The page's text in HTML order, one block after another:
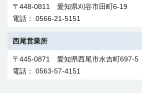
〒448-0811 愛知県刈谷市田町6-19
電話： 0566-21-5151
西尾営業所
〒445-0871 愛知県西尾市永吉町697-5
電話： 0563-57-4151